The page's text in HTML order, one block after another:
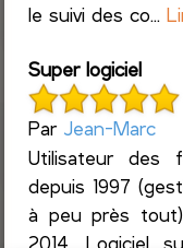
le suivi des co...
Super logiciel
Par Jean-Marc
Utilisateur des
depuis 1997
à peu près
2014. Logiciel